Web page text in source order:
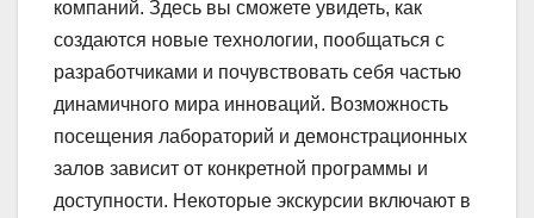
компаний. Здесь вы сможете увидеть, как
создаются новые технологии, пообщаться с
разработчиками и почувствовать себя частью
динамичного мира инноваций. Возможность
посещения лабораторий и демонстрационных
залов зависит от конкретной программы и
доступности. Некоторые экскурсии включают в